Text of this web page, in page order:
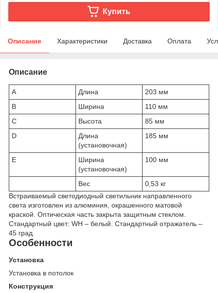
Купить
Описание Характеристики Доставка Оплата
Описание
A Длина
203 мм
B
Ширина
110 мм
C
Высота
85 мм
D
Длина
(установочная)
185 мм
E
Ширина
(установочная)
100 мм
Вес
0,53 кг
Встраиваемый светодиодный светильник направленного
света изготовлен из алюминия, окрашенного матовой
краской. Оптическая часть закрыта защитным стеклом.
Стандартный цвет: WH – белый. Стандартный отражатель –
45 град.
Особенности
Установка
Установка в потолок
Конструкция